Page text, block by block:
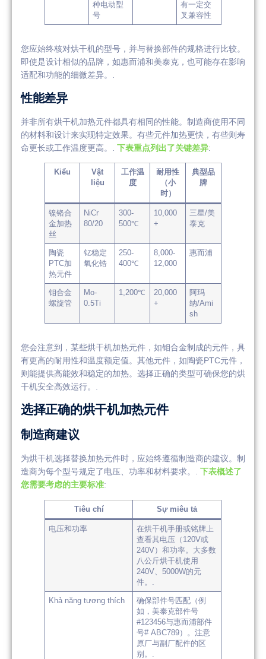
种电动型
号
有一定交
叉兼容性
您应始终核对烘干机的型号，并与替换部件的规格进行比较。
即使是设计相似的品牌，如惠而浦和美泰克，也可能存在影响
适配和功能的细微差异。.
性能差异
并非所有烘干机加热元件都具有相同的性能。制造商使用不同
的材料和设计来实现特定效果。有些元件加热更快，有些则寿
命更长或工作温度更高。. 下表重点列出了关键差异:
Kiểu
Vật
liệu
工作温
度
耐用性
（小
时）
典型品
牌
镍铬合
金加热
丝
NiCr
80/20
300-
500℃
10,000
+
三星/美
泰克
陶瓷
PTC加
热元件
钇稳定
氧化锆
250-
400℃
8,000-
12,000
惠而浦
钼合金
螺旋管
Mo-
0.5Ti
1,200℃
20,000
+
阿玛
纳/Ami
sh
您会注意到，某些烘干机加热元件，如钼合金制成的元件，具
有更高的耐用性和温度额定值。其他元件，如陶瓷PTC元件，
则能提供高能效和稳定的加热。选择正确的类型可确保您的烘
干机安全高效运行。.
选择正确的烘干机加热元件
制造商建议
为烘干机选择替换加热元件时，应始终遵循制造商的建议。制
造商为每个型号规定了电压、功率和材料要求。. 下表概述了
您需要考虑的主要标准:
Tiêu chí Sự miêu tả
电压和功率
在烘干机手册或铭牌上
查看其电压（120V或
240V）和功率。大多数
八公斤烘干机使用
240V、5000W的元
件。.
Khả năng tương thích
确保部件号匹配（例
如，美泰克部件号
#123456与惠而浦部件
号# ABC789）。注意
原厂与副厂配件的区
别。.